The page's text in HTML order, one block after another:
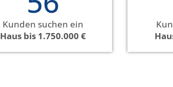
Kunden suchen ein
Haus bis 1.750.000 €